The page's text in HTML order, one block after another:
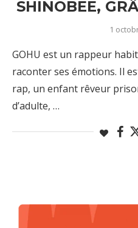
SHINOBEE,
1
GOHU est un rappeur
raconter ses émotions. Il
rap, un enfant rêveur
d’adulte, …